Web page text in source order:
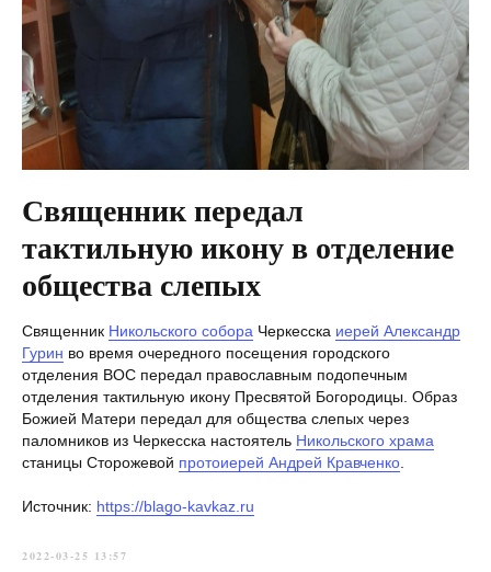
Священник передал
тактильную икону в отделение
общества слепых
Священник Никольского собора Черкесска иерей Александр
Гурин во время очередного посещения городского
отделения ВОС передал православным подопечным
отделения тактильную икону Пресвятой Богородицы. Образ
Божией Матери передал для общества слепых через
паломников из Черкесска настоятель Никольского храма
станицы Сторожевой протоиерей Андрей Кравченко.
Источник: https://blago-kavkaz.ru
2022-03-25 13:57